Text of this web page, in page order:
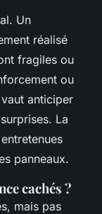
Un
réalisé
fragiles ou
ou
anticiper
La
panneaux.
cachés ?
mais pas